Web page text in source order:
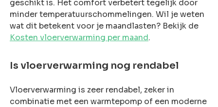
geschikt is. Het comfort verbetert tegelijk door
minder temperatuurschommelingen. Wil je weten
wat dit betekent voor je maandlasten? Bekijk de
Kosten vloerverwarming per maand.
Is vloerverwarming nog rendabel
Vloerverwarming is zeer rendabel, zeker in
combinatie met een warmtepomp of een moderne